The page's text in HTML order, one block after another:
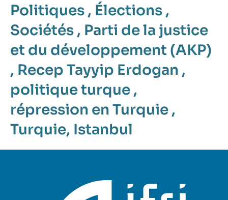
Politiques , Élections ,
Sociétés , Parti de la justice
et du développement (AKP)
, Recep Tayyip Erdogan ,
politique turque ,
répression en Turquie ,
Turquie, Istanbul